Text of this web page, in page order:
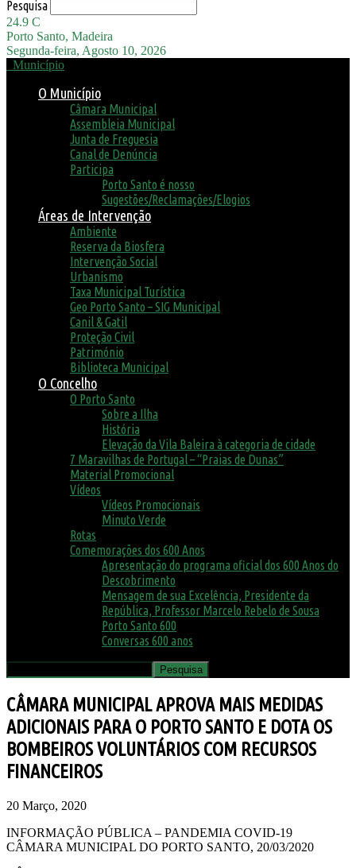
Pesquisa
24.9 C
Porto Santo, Madeira
Segunda-feira, Agosto 10, 2026
Município
O Município
Câmara Municipal
Assembleia Municipal
Junta de Freguesia
Canal de Denúncia
Participa
Porto Santo é nosso
Sugestões/Reclamações/Elogios
Áreas de Intervenção
Ambiente
Reserva da Biosfera
Intervenção Social
Urbanismo
Taxa Municipal Turística
Geo Porto Santo – SIG Municipal
Canil & Gatil
Proteção Civil
Património
Biblioteca Municipal
O Concelho
O Porto Santo
Sobre a Ilha
História
Elevação da Vila Baleira à categoria de cidade
7 Maravilhas de Portugal – “Praias de Dunas”
Material Promocional
Vídeos
Vídeos Promocionais
Minuto Verde
Rotas
Comemorações dos 600 Anos
Apresentação do programa oficial dos 600 Anos do
Descobrimento
Mensagem de sua Excelência, Presidente da
República, Professor Marcelo Rebelo de Sousa
Porto Santo 600
Conversas 600 anos
CÂMARA MUNICIPAL APROVA MAIS MEDIDAS
ADICIONAIS PARA O PORTO SANTO E DOTA OS
BOMBEIROS VOLUNTÁRIOS COM RECURSOS
FINANCEIROS
20 Março, 2020
INFORMAÇÃO PÚBLICA – PANDEMIA COVID-19
CÂMARA MUNICIPAL DO PORTO SANTO, 20/03/2020